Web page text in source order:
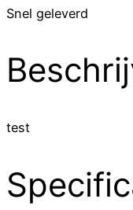
Snel geleverd
test